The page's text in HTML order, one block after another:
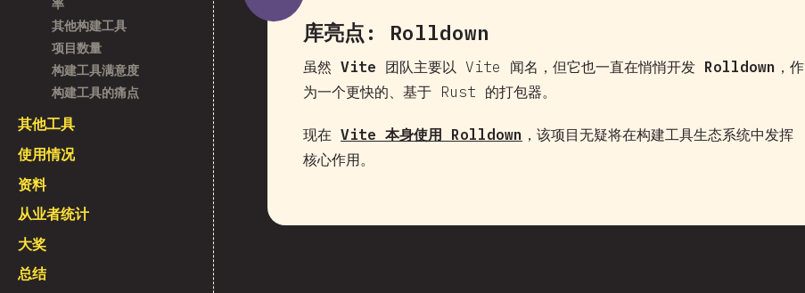
率
其他构建工具
项目数量
构建工具满意度
构建工具的痛点
其他工具
使用情况
资料
从业者统计
大奖
总结
库亮点: Rolldown
虽然 Vite 团队主要以 Vite 闻名，但它也一直在悄悄开发 Rolldown ，作
为一个更快的、基于 Rust 的打包器。
现在 Vite 本身使用 Rolldown ，该项目无疑将在构建工具生态系统中发挥
核心作用。